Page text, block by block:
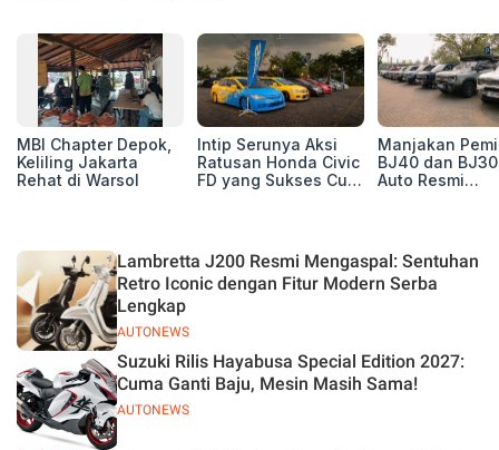
MBI Chapter Depok,
Keliling Jakarta
Rehat di Warsol
Intip Serunya Aksi
Ratusan Honda Civic
FD yang Sukses Curi
Manjakan
BJ40 dan
Auto Resmi
AUTONEWS
Lambretta J200 Resmi Mengaspal: Sentuhan
Retro Iconic dengan Fitur Modern Serba
Lengkap
AUTONEWS
Suzuki Rilis Hayabusa Special Edition 2027:
Cuma Ganti Baju, Mesin Masih Sama!